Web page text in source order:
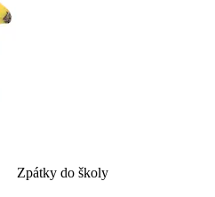
Zpátky do školy